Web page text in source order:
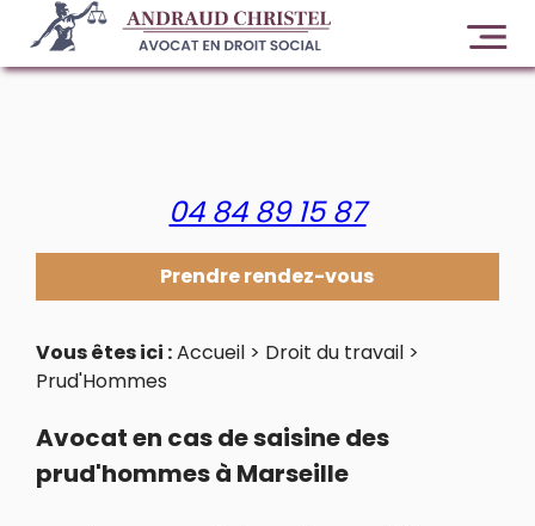
04 84 89 15 87
Prendre rendez-vous
Vous êtes ici :Accueil> Droit du travail>
Prud'Hommes
Avocat en cas de saisine des
prud'hommes à Marseille
Panneau de gestion des cookies